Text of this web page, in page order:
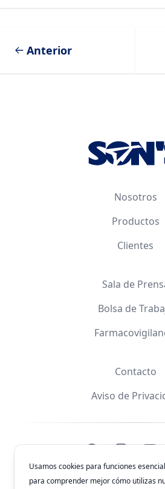
Anterior
Nosotros
Productos
Clientes
Sala de
Bolsa de
Contacto
Aviso de
Facebook
© 2026Laboratorios Química Son's
Usamos cookies para funciones
para comprender mejor cómo utilizas